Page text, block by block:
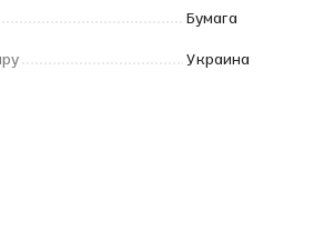
Бумага
Украина